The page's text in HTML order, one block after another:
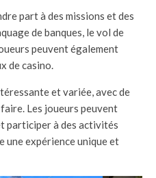
part à des missions et des
de banques, le vol de
peuvent également
de casino.
et variée, avec de
Les joueurs peuvent
participer à des activités
une expérience unique et